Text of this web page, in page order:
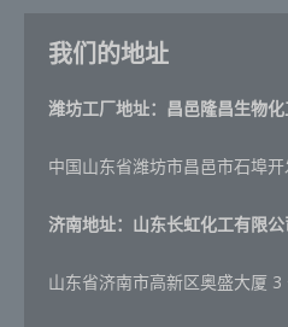
我们的地址
潍坊工厂地址：昌邑隆昌生物
中国山东省潍坊市昌邑市石埠开
济南地址：山东长虹化工有限公
山东省济南市高新区奥盛大厦 3